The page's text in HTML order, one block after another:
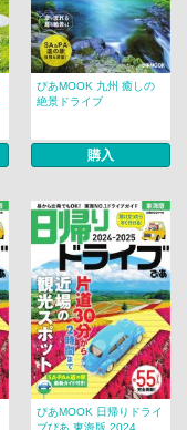
ぴあMOOK 九州 癒しの
絶景ドライブ
購入
ぴあMOOK 日帰りドライ
ブぴあ 東海版 2024...